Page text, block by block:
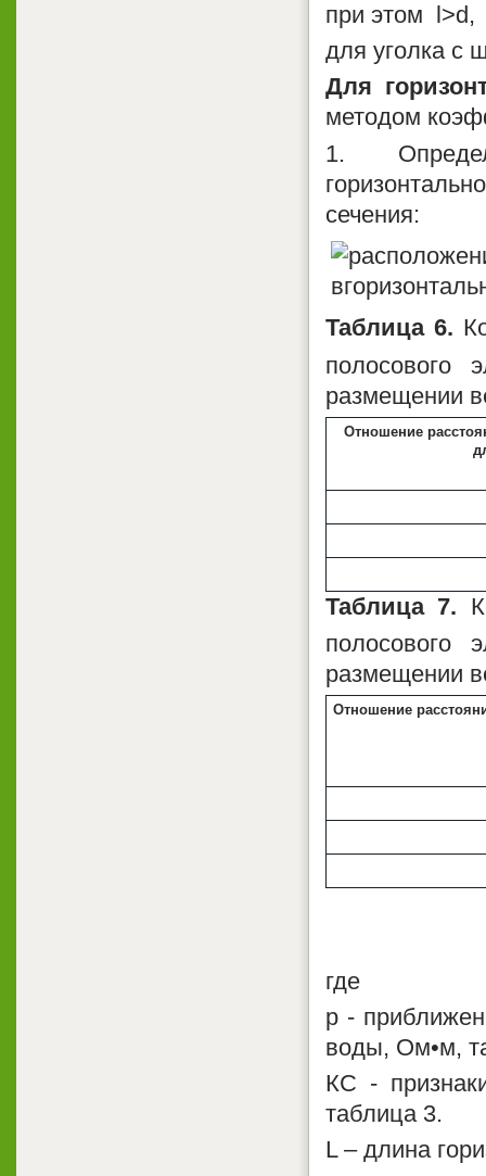
при этом l>d,
для уголка с
Для
методом
1.
сечения:
Таблица 6.
полосового
размещении
Отношение
Таблица 7.
полосового
размещении
Отношение
где
р -
воды, Ом•м,
КС -
таблица 3.
L – длина